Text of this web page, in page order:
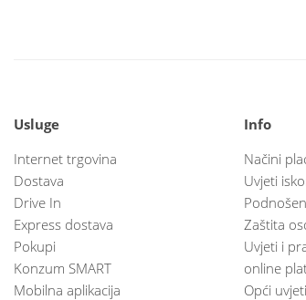
Usluge
Internet trgovina
Dostava
Drive In
Express dostava
Pokupi
Konzum SMART
Mobilna aplikacija
Info
Načini
Uvjeti
Zaštita
Uvjeti i
online
Opći